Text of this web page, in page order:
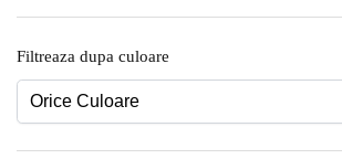
Filtreaza dupa culoare